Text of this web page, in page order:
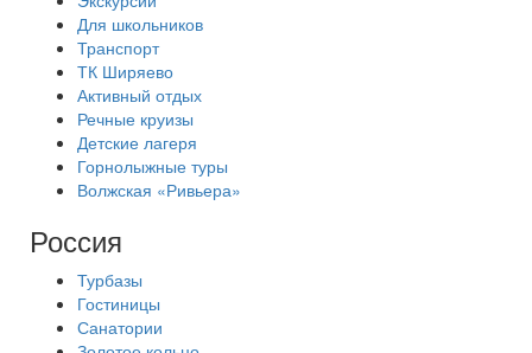
Для школьников
Транспорт
ТК Ширяево
Активный отдых
Речные круизы
Детские лагеря
Горнолыжные туры
Волжская «Ривьера»
Россия
Турбазы
Гостиницы
Санатории